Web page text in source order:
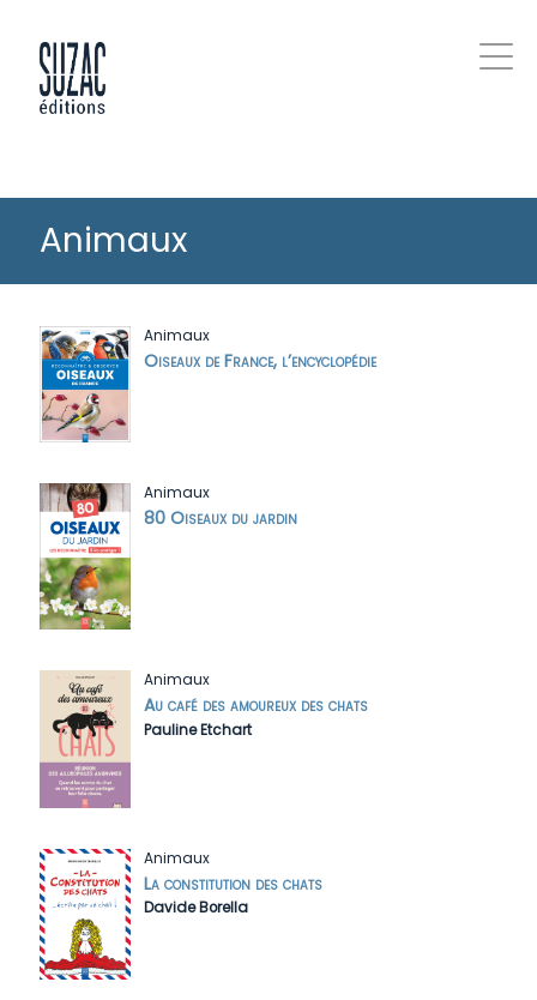
Animaux
Animaux
Oiseaux de France, l’encyclopédie
Animaux
80 Oiseaux du jardin
Animaux
Au café des amoureux des chats
Pauline Etchart
Animaux
La constitution des chats
Davide Borella